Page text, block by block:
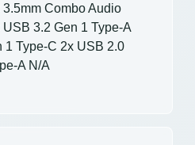
Combo Audio
3.2 Gen 1 Type-A
1 Type-C 2x USB 2.0
A N/A